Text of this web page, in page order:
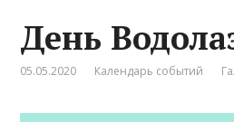
День
05.05.2020 Календарь событий